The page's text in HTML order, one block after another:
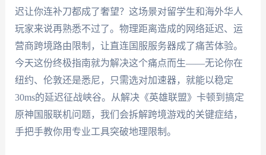
迟让你连补刀都成了奢望？这场景对留学生和海外华人
玩家来说再熟悉不过了。物理距离造成的网络延迟、运
营商跨境路由限制，让直连国服服务器成了痛苦体验。
今天这份终极指南就为解决这个痛点而生——无论你在
纽约、伦敦还是悉尼，只需选对加速器，就能以稳定
30ms的延迟征战峡谷。从解决《英雄联盟》卡顿到搞定
原神国服联机问题，我们会拆解跨境游戏的关键症结，
手把手教你用专业工具突破地理限制。